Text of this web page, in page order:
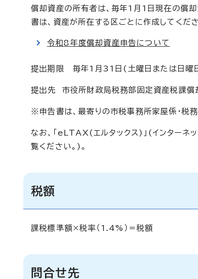
償却資産の所有者は、毎年1月1日現在の償
書は、資産が所在する区ごとに作成してくださ
令和8年度償却資産申告について
提出期限 毎年1月31日(土曜日または日曜
提出先 市役所財政局税務部固定資産税課償
※申告書は、最寄りの市税事務所家屋係・税
なお、「eLTAX(エルタックス)」(インター
覧ください。)。
税額
課税標準額×税率（1.4%）＝税額
問合せ先